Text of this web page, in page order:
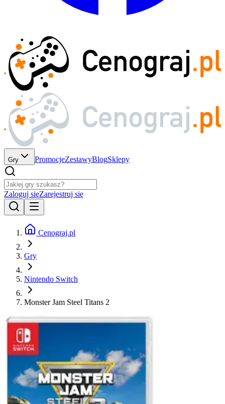
Gry PromocjeZestawyBlogSklepy
Zaloguj sięZarejestruj się
Cenograj.pl
Gry
Nintendo Switch
Monster Jam Steel Titans 2